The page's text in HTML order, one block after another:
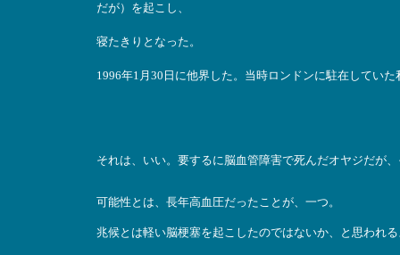
だが）を起こし、
寝たきりとなった。
1996年1月30日に他界した。当時ロンドンに駐在してい
それは、いい。要するに脳血管障害で死んだオヤジだが
可能性とは、長年高血圧だったことが、一つ。
兆候とは軽い脳梗塞を起こしたのではないか、と思われ